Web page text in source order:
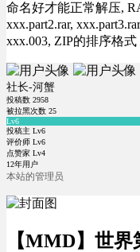
命名好才能正常解压,
xxx.part2.rar,
xxx.003, ZIP的排序格式
社长-河蟹
投稿数 2958
被拉黑次数 25
Lv6
投稿主 Lv6
评价师 Lv6
点赞家 Lv4
12年用户
本站的管理员
【MMD】世